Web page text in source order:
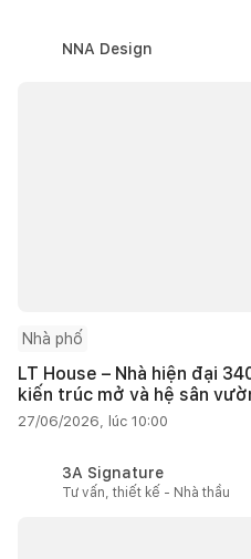
NNA Design
Nhà phố
LT House – Nhà hiện đại
kiến trúc mở và hệ sân
27/06/2026, lúc 10:00
3A Signature
Tư vấn, thiết kế - Nhà thầu